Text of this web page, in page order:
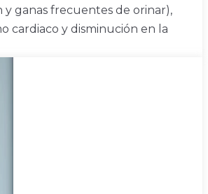
ganas frecuentes de orinar),
cardiaco y disminución en la